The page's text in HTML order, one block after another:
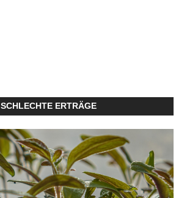
SCHLECHTE ERTRÄGE